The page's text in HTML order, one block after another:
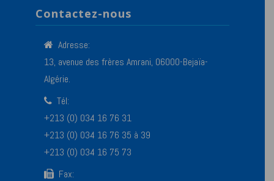
Contactez-nous
Adresse:
13, avenue des frères Amrani, 06000-Bejaïa-
Algérie.
Tél:
+213 (0) 034 16 76 31
+213 (0) 034 16 76 35 à 39
+213 (0) 034 16 75 73
Fax: